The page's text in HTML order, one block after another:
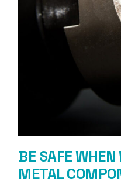
BE SAFE
METAL